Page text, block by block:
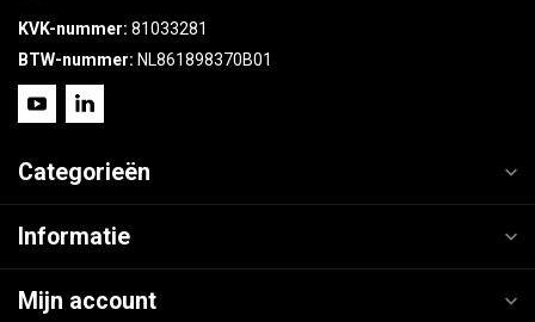
KVK-nummer: 81033281
BTW-nummer: NL861898370B01
Categorieën
Informatie
Mijn account